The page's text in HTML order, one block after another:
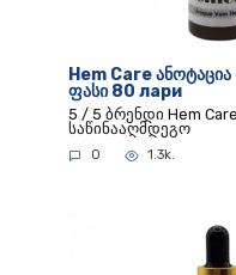
Hem Care
ფასი 80 лари
5 / 5 ბრენდი Hem
საწინააღმდეგო
0 1.3k.